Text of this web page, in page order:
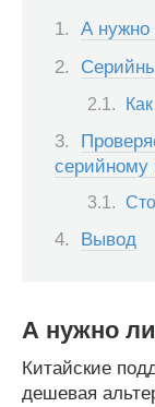
А нужно
серийному
Вывод
А нужно
Китайские
дешевая